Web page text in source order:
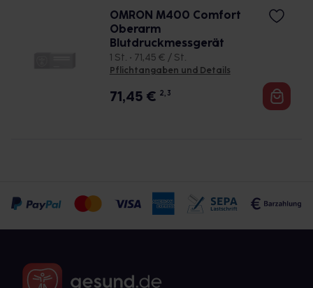
OMRON M400 Comfort
Oberarm
Blutdruckmessgerät
1 St. • 71,45 € / St.
Pflichtangaben und Details
71,45 € 2, 3